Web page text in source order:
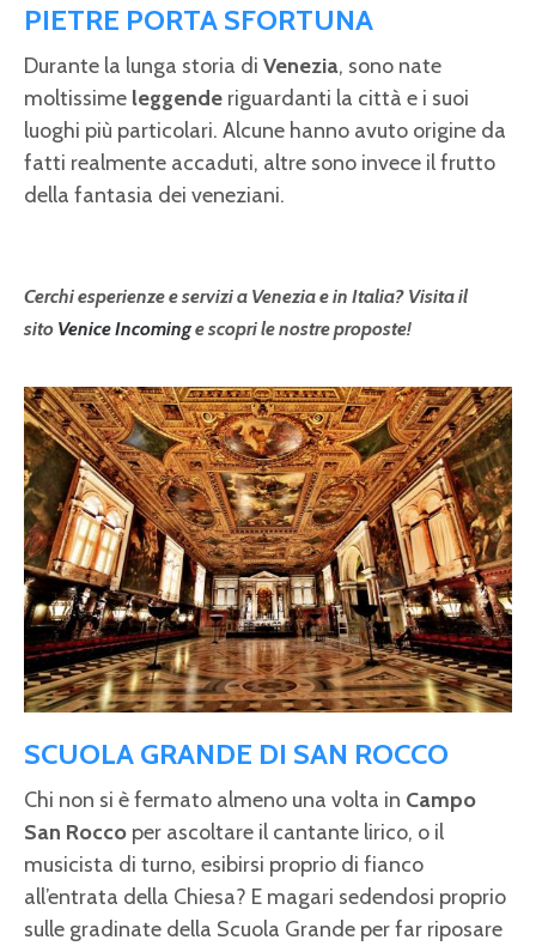
PIETRE PORTA SFORTUNA
Durante la lunga storia di Venezia, sono nate
moltissime leggende riguardanti la città e i suoi
luoghi più particolari. Alcune hanno avuto origine da
fatti realmente accaduti, altre sono invece il frutto
della fantasia dei veneziani.
Cerchi esperienze e servizi a Venezia e in Italia? Visita il
sito Venice Incominge scopri le nostre proposte!
SCUOLA GRANDE DI SAN ROCCO
Chi non si è fermato almeno una volta in Campo
San Rocco per ascoltare il cantante lirico, o il
musicista di turno, esibirsi proprio di fianco
all’entrata della Chiesa? E magari sedendosi proprio
sulle gradinate della Scuola Grande per far riposare